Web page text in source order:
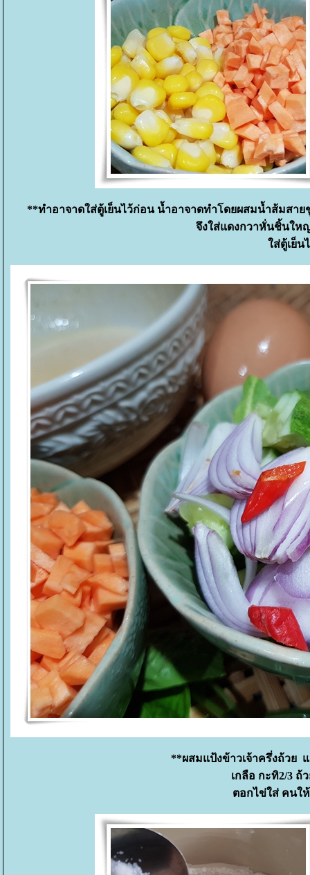
**ทำอาจาดใส่ตู้เย็นไว้ก่อน น้ำอาจาดทำโดยผสมน้ำส้มสา
จึงใส่แดงกวาหั่นชิ้นให
ส่ตู้เย็น
**ผสมแป้งข้าวเจ้าครึ่งถ้วย
เกลือ กะทิ2/3
ตอกไข่ใส่ คนใ